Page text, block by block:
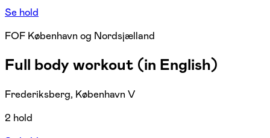
Se hold
FOF København og Nordsjælland
Full body workout (in English)
Frederiksberg, København V
2 hold